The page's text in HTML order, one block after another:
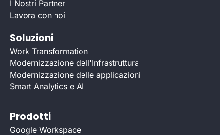
I Nostri Partner
Lavora con noi
Soluzioni
Work Transformation
Modernizzazione dell'Infrastruttura
Modernizzazione delle applicazioni
Smart Analytics e AI
Prodotti
Google Workspace